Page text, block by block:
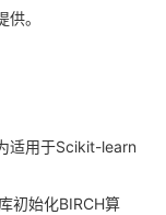
。
适用于Scikit-learn
初始化BIRCH算